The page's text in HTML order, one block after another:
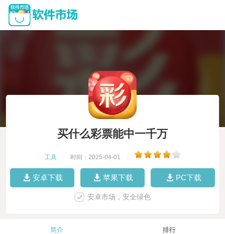
买什么彩票能中一千万
工具 时间：2025-04-01
安卓下载 苹果下载 PC下载
安卓市场，安全绿色
简介 排行